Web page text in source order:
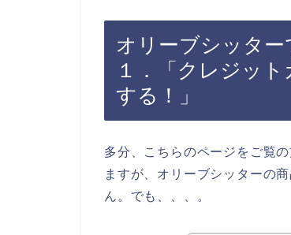
オリーブシッタ
１．「クレジッ
する！」
多分、こちらのページをご覧
ますが、オリーブシッターの
ん。でも、、、。